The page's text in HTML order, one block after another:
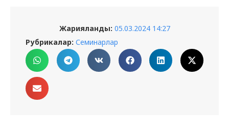
Жарияланды: 05.03.2024 14:27
Рубрикалар: Семинарлар